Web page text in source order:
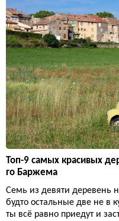
Топ-9 самых красивых
го Баржема
Семь из девяти деревень
будто остальные две не в
ты всё равно приедут и